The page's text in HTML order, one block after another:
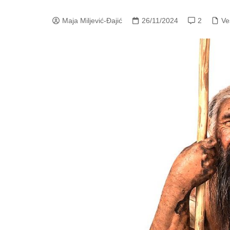
Maja Miljević-Đajić 26/11/2024 2